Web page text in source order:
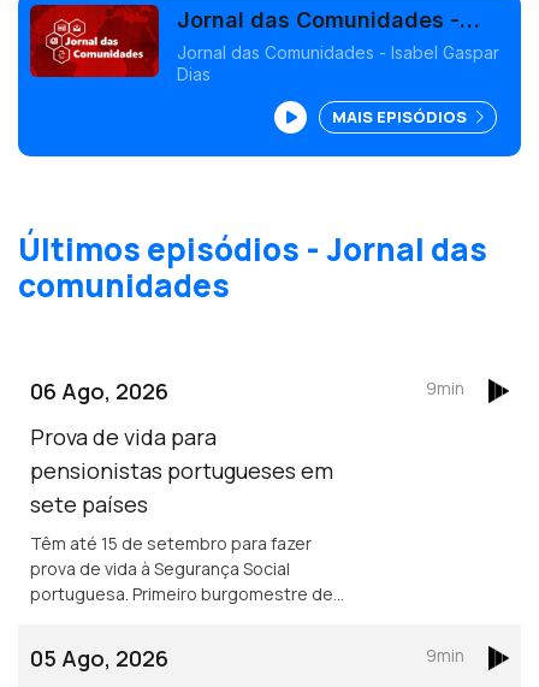
Jornal das Comunidades -
Isabel Gaspar Dias
Jornal das Comunidades - Isabel Gaspar
Dias
MAIS EPISÓDIOS
Últimos episódios - Jornal das
comunidades
06 Ago, 2026
Prova de vida para
pensionistas portugueses em
sete países
Têm até 15 de setembro para fazer
prova de vida à Segurança Social
portuguesa. Primeiro burgomestre de
para além de 2029.
9min
05 Ago, 2026
9min